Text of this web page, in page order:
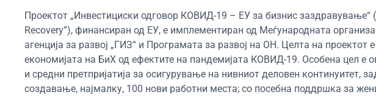
Проектот „Инвестициски одговор КОВИД-19 – ЕУ за бизнис заздравување“
Recovery”), финансиран од ЕУ, е имплементиран од Меѓународната
агенција за развој „ГИЗ“ и Програмата за развој на ОН. Целта на
економијата на БиХ од ефектите на пандемијата КОВИД-19. Особена цел
и средни претпријатија за осигурување на нивниот деловен континуитет,
создавање, најмалку, 100 нови работни места; со посебна поддршка за